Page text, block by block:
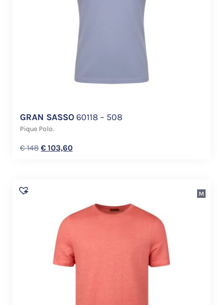
GRAN SASSO 60118 – 508
Pique Polo.
€148 € 103,60
M